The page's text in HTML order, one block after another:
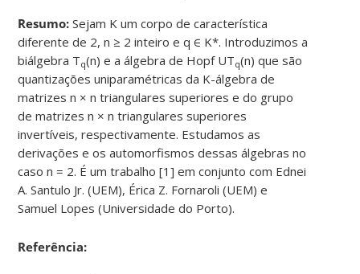
Resumo:Sejam K um corpo de característica
diferente de 2, n ≥ 2 inteiro e q ∈ K*. Introduzimos a
biálgebra Tq(n) e a álgebra de Hopf UTq(n) que são
quantizações uniparamétricas da K-álgebra de
matrizes n × n triangulares superiores e do grupo
de matrizes n × n triangulares superiores
invertíveis, respectivamente. Estudamos as
derivações e os automorfismos dessas álgebras no
caso n = 2. É um trabalho [1] em conjunto com Ednei
A. Santulo Jr. (UEM), Érica Z. Fornaroli (UEM) e
Samuel Lopes (Universidade do Porto).
Referência: